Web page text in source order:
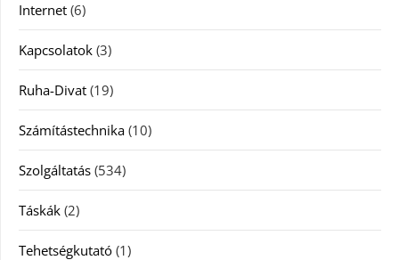
Internet (6)
Kapcsolatok (3)
Ruha-Divat (19)
Számítástechnika (10)
Szolgáltatás (534)
Táskák (2)
Tehetségkutató (1)